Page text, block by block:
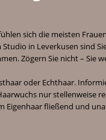
sich die meisten
in Leverkusen sind
Zögern Sie nicht –
oder Echthaar.
nur stellenweise
Eigenhaar fließend und